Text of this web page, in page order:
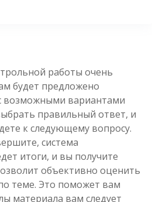
работы очень
будет предложено
возможными вариантами
правильный ответ, и
к следующему вопросу.
система
итоги, и вы получите
объективно оценить
теме. Это поможет вам
материала вам следует